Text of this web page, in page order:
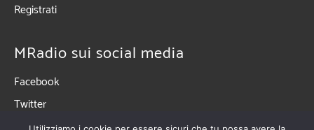
Registrati
MRadio sui social media
Facebook
Twitter